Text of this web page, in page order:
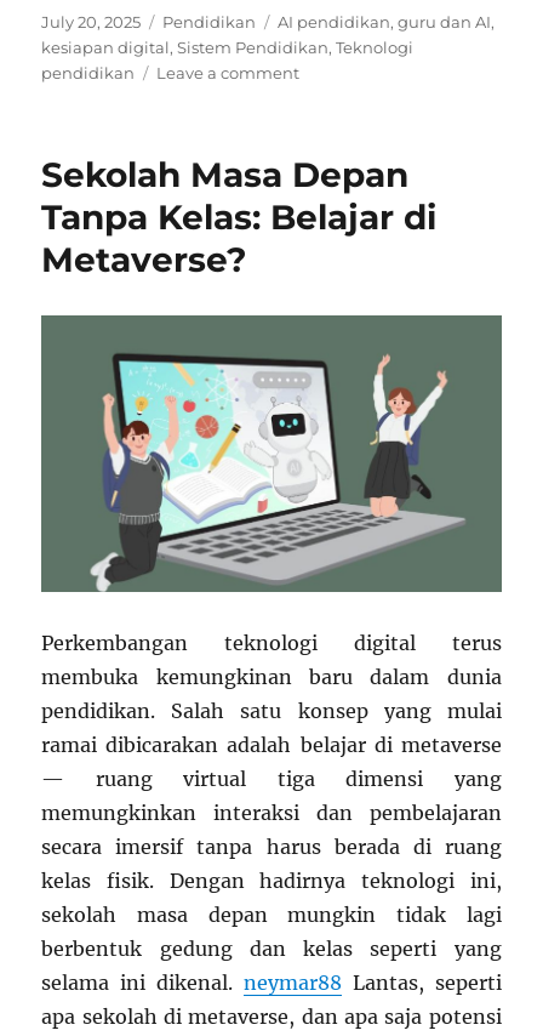
Posted
on
July 20, 2025 Categories
Pendidikan Tags
AI pendidikan,guru dan AI,
kesiapan digital,Sistem Pendidikan,Teknologi
pendidikan
Leave a commenton
Belum
Hadapi
Sekolah Masa Depan
Tanpa Kelas: Belajar di
Metaverse?
Perkembangan teknologi digital terus
membuka kemungkinan baru dalam dunia
pendidikan. Salah satu konsep yang mulai
ramai dibicarakan adalah belajar di metaverse
— ruang virtual tiga dimensi yang
memungkinkan interaksi dan pembelajaran
secara imersif tanpa harus berada di ruang
kelas fisik. Dengan hadirnya teknologi ini,
sekolah masa depan mungkin tidak lagi
berbentuk gedung dan kelas seperti yang
selama ini dikenal. neymar88 Lantas, seperti
apa sekolah di metaverse, dan apa saja potensi